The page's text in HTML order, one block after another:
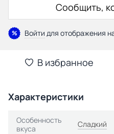
Сообщить,
% Войти для отображения
В избранное
Характеристики
Особенность
вкуса
Сладкий